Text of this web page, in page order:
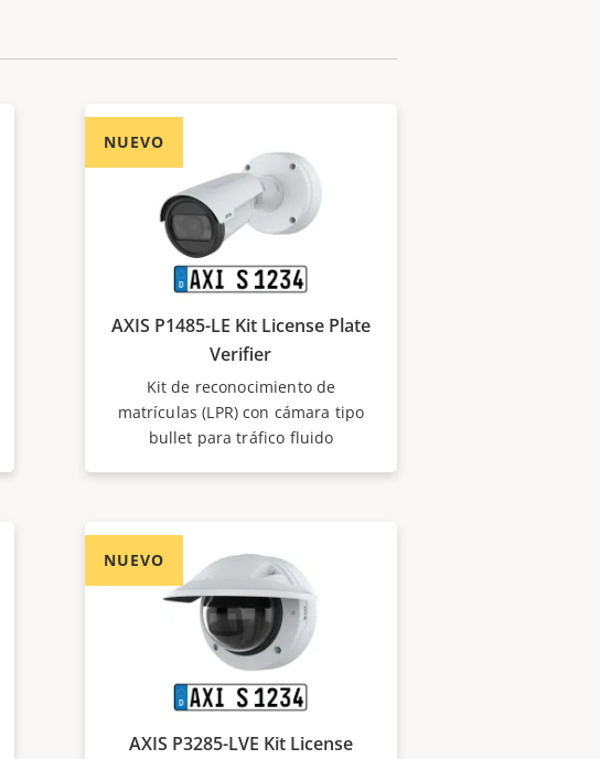
NUEVO
AXIS P1485-LE Kit License Plate
Verifier
Kit de reconocimiento de
matrículas (LPR) con cámara tipo
bullet para tráfico fluido
NUEVO
AXIS P3285-LVE Kit License